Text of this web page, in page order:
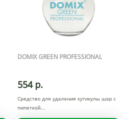
DOMIX GREEN PROFESSIONAL
554 р.
Средство для удаления кутикулы шар с
пипеткой